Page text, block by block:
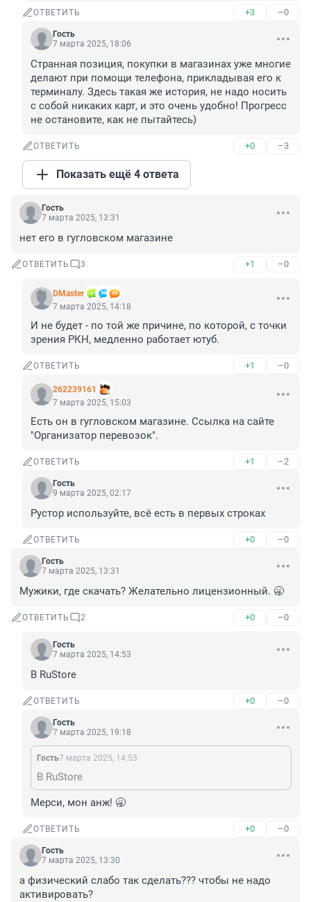
ОТВЕТИТЬ +3 –0
Гость
7 марта 2025, 18:06
Странная позиция, покупки в магазинах уже многие
делают при помощи телефона, прикладывая его к
терминалу. Здесь такая же история, не надо носить
с собой никаких карт, и это очень удобно! Прогресс
не остановите, как не пытайтесь)
ОТВЕТИТЬ +0 –3
Показать ещё 4 ответа
Гость
7 марта 2025, 13:31
нет его в гугловском магазине
ОТВЕТИТЬ 3 +1 –0
DMaster
7 марта 2025, 14:18
И не будет - по той же причине, по которой, с точки
зрения РКН, медленно работает ютуб.
ОТВЕТИТЬ +1 –0
262239161
7 марта 2025, 15:03
Есть он в гугловском магазине. Ссылка на сайте
"Организатор перевозок".
ОТВЕТИТЬ +1 –2
Гость
9 марта 2025, 02:17
Рустор используйте, всё есть в первых строках
ОТВЕТИТЬ +0 –0
Гость
7 марта 2025, 13:31
Мужики, где скачать? Желательно лицензионный. 🥱
ОТВЕТИТЬ 2 +0 –0
Гость
7 марта 2025, 14:53
В RuStore
ОТВЕТИТЬ +0 –0
Гость
7 марта 2025, 19:18
Гость7 марта 2025, 14:53
В RuStore
Мерси, мон анж! 🥱
ОТВЕТИТЬ +0 –0
Гость
7 марта 2025, 13:30
а физический слабо так сделать??? чтобы не надо
активировать?